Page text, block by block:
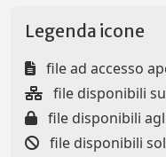
Legenda icone
file ad accesso
file disponibili
file disponibili
file disponibili